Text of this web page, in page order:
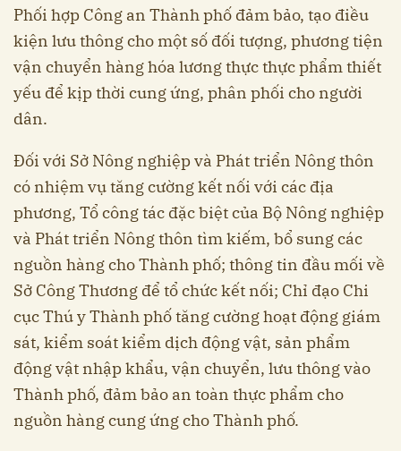
Phối hợp Công an Thành phố đảm bảo, tạo điều
kiện lưu thông cho một số đối tượng, phương tiện
vận chuyển hàng hóa lương thực thực phẩm thiết
yếu để kịp thời cung ứng, phân phối cho người
dân.
Đối với Sở Nông nghiệp và Phát triển Nông thôn
có nhiệm vụ tăng cường kết nối với các địa
phương, Tổ công tác đặc biệt của Bộ Nông nghiệp
và Phát triển Nông thôn tìm kiếm, bổ sung các
nguồn hàng cho Thành phố; thông tin đầu mối về
Sở Công Thương để tổ chức kết nối; Chỉ đạo Chi
cục Thú y Thành phố tăng cường hoạt động giám
sát, kiểm soát kiểm dịch động vật, sản phẩm
động vật nhập khẩu, vận chuyển, lưu thông vào
Thành phố, đảm bảo an toàn thực phẩm cho
nguồn hàng cung ứng cho Thành phố.